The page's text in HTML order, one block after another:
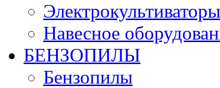
Электрокультиваторы
Навесное
БЕНЗОПИЛЫ
Бензопилы